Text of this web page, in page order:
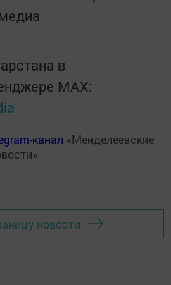
в
MАХ:
канал «Менделеевские
новости